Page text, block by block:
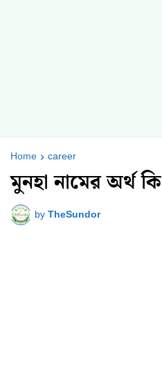
Home career
মুনহা নামের অর্থ কি
byTheSundor